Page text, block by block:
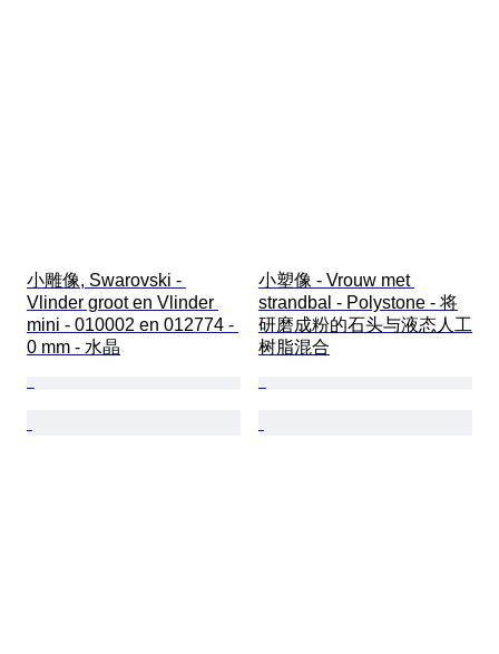
小雕像, Swarovski -
Vlinder groot en Vlinder
mini - 010002 en 012774 -
0 mm - 水晶
小塑像 - Vrouw met
strandbal - Polystone - 将
研磨成粉的石头与液态人工
树脂混合